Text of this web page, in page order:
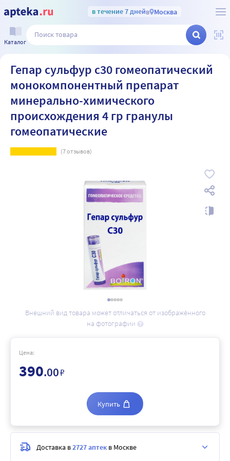
в течение 7 днейв Москва
Каталог
Гепар сульфур с30 гомеопатический
монокомпонентный препарат
минерально-химического
происхождения 4 гр гранулы
гомеопатические
(7отзывов)
Внешний вид товара может отличаться от изображённого
на фотографии
Цена:
390.00₽
Купить
Доставка в2727 аптек в Москве